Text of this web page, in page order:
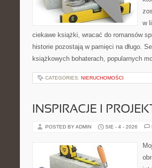
w
ciekawe książki, wracać do romansów
historie pozostają w pamięci na długo.
książkowych bohaterach, popularnych
CATEGORIES: NIERUCHOMOŚCI
INSPIRACJE I
POSTED BY ADMIN SIE - 4 - 2026